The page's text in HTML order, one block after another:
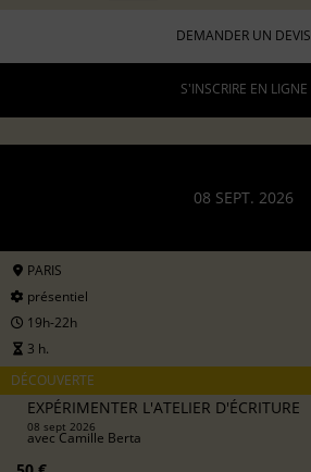
DEMANDER UN DEVIS
S'INSCRIRE EN LIGNE
08 SEPT. 2026
PARIS
présentiel
19h-22h
3 h.
DÉCOUVERTE
EXPÉRIMENTER L'ATELIER D'ÉCRITURE
08 sept 2026
avecCamille Berta